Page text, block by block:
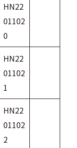
HN22
01102
0
HN22
01102
1
HN22
01102
2